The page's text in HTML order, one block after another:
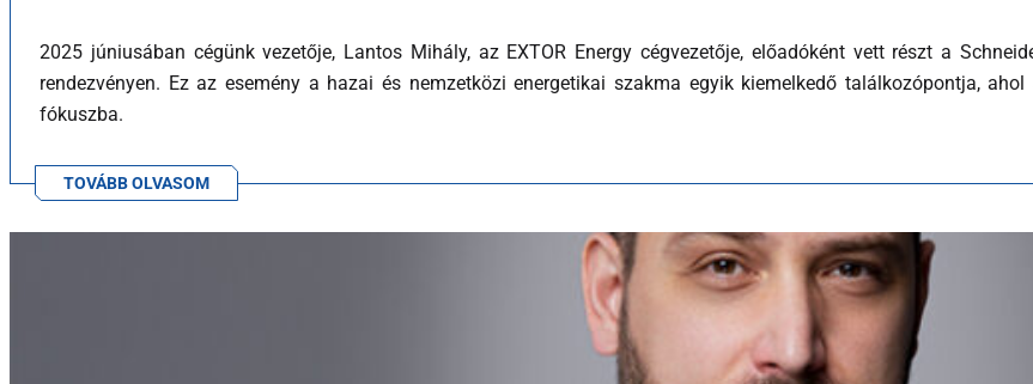
2025 júniusában cégünk vezetője, Lantos Mihály, az EXTOR Energy cégvezetője, előadóként vett részt a
rendezvényen. Ez az esemény a hazai és nemzetközi energetikai szakma egyik kiemelkedő találkozópontja,
fókuszba.
TOVÁBB OLVASOM